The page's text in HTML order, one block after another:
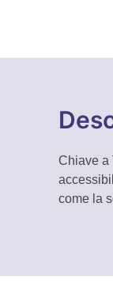
Chiave a
come la